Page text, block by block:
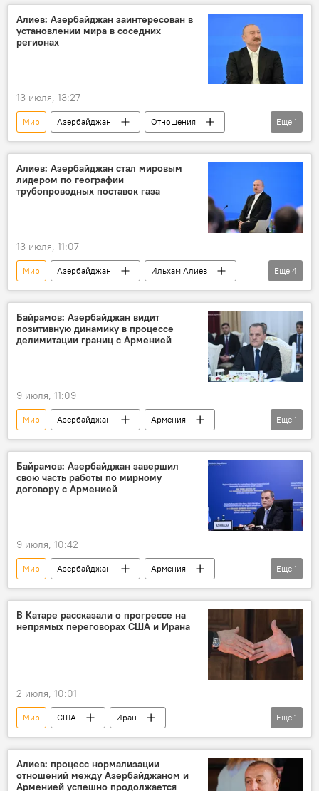
Алиев: Азербайджан заинтересован в
установлении мира в соседних
регионах
13 июля, 13:27
Мир Азербайджан
Отношения
Ильхам Алиев
Еще 1
Алиев: Азербайджан стал мировым
лидером по географии
трубопроводных поставок газа
13 июля, 11:07
Мир Азербайджан
Ильхам Алиев
Поставки
Трубопроводы
Газ
Европа
Еще 4
Байрамов: Азербайджан видит
позитивную динамику в процессе
делимитации границ с Арменией
9 июля, 11:09
Мир Азербайджан
Армения
Соглашение
Еще 1
Байрамов: Азербайджан завершил
свою часть работы по мирному
договору с Арменией
9 июля, 10:42
Мир Азербайджан
Армения
Соглашение
Еще 1
В Катаре рассказали о прогрессе на
непрямых переговорах США и Ирана
2 июля, 10:01
Мир США
Иран
Ближний Восток
Война
Еще 1
Алиев: процесс нормализации
отношений между Азербайджаном и
Арменией успешно продолжается